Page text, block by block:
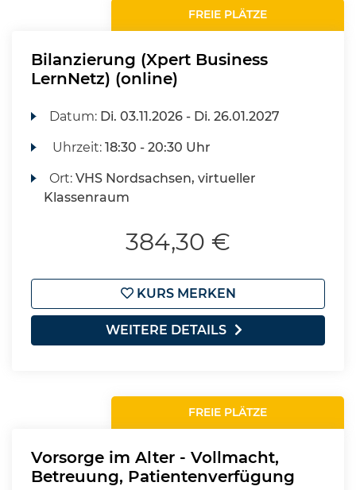
FREIE PLÄTZE
Bilanzierung (Xpert Business
LernNetz) (online)
Datum: Di. 03.11.2026 - Di. 26.01.2027
Uhrzeit:18:30 - 20:30 Uhr
Ort:VHS Nordsachsen, virtueller
Klassenraum
384,30 €
KURS MERKEN
WEITERE DETAILS
FREIE PLÄTZE
Vorsorge im Alter - Vollmacht,
Betreuung, Patientenverfügung